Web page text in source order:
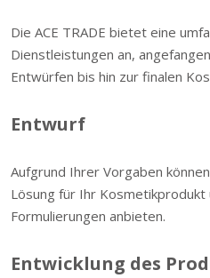
Die ACE TRADE bietet eine
Dienstleistungen an,
Entwürfen bis hin zur finalen
Entwurf
Aufgrund Ihrer Vorgaben
Lösung für Ihr Kosmetikprodukt
Formulierungen anbieten.
Entwicklung des